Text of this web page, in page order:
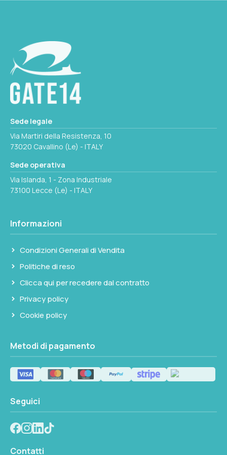
Seleziona questa variante
Sede legale
Via Martiri della Resistenza, 10
73020 Cavallino (Le) - ITALY
Sede operativa
Via Islanda, 1 - Zona Industriale
73100 Lecce (Le) - ITALY
Informazioni
Condizioni Generali di Vendita
Politiche di reso
Clicca qui per recedere dal contratto
Privacy policy
Cookie policy
Metodi di pagamento
Seguici
Contatti